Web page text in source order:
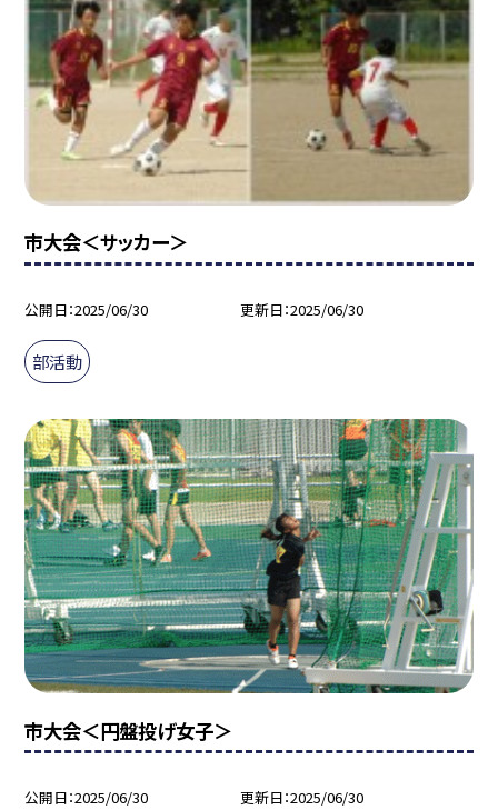
市大会＜サッカー＞
公開日 2025/06/30 更新日 2025/06/30
部活動
市大会＜円盤投げ女子＞
公開日 2025/06/30 更新日 2025/06/30